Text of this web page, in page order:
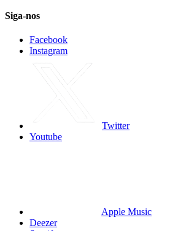
Siga-nos
Facebook
Instagram
Twitter
Youtube
Apple Music
Deezer